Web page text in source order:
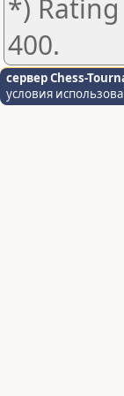
*)
400.
сервер Chess-
условия